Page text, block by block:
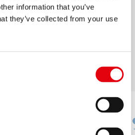
information that you’ve
they’ve collected from your use
Farben